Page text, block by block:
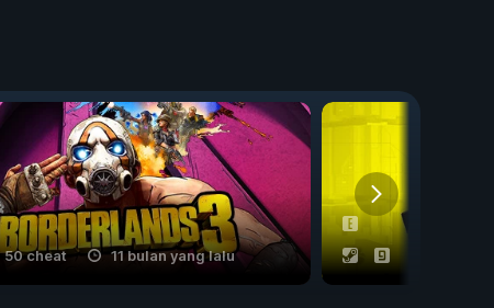
50 cheat 11 bulan yang lalu